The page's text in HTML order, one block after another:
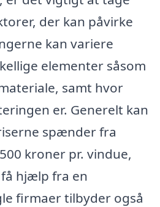
der kan påvirke
kan variere
elementer såsom
samt hvor
er. Generelt kan
spænder fra
kroner pr. vindue,
hjælp fra en
firmaer tilbyder også